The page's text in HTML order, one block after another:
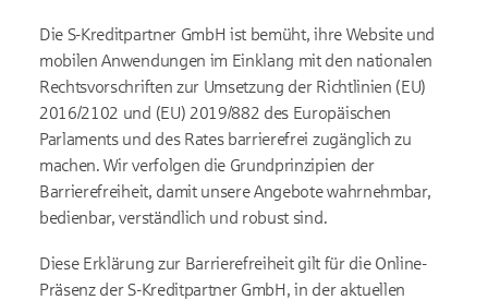
Die S-Kreditpartner GmbH ist bemüht, ihre Website und
mobilen Anwendungen im Einklang mit den nationalen
Rechtsvorschriften zur Umsetzung der Richtlinien (EU)
2016/2102 und (EU) 2019/882 des Europäischen
Parlaments und des Rates barrierefrei zugänglich zu
machen. Wir verfolgen die Grundprinzipien der
Barrierefreiheit, damit unsere Angebote wahrnehmbar,
bedienbar, verständlich und robust sind.
Diese Erklärung zur Barrierefreiheit gilt für die Online-
Präsenz der S-Kreditpartner GmbH, in der aktuellen